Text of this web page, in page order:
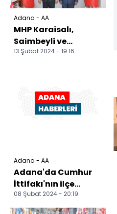
Adana - AA
MHP Karaisalı,
Saimbeyli ve
Yumurtalık ilçe
13 Şubat 2024 - 19:16
Adana - AA
Adana'da Cumhur
İttifakı'nın ilçe
belediye başkan
adayları tanıtıldı
08 Şubat 2024 - 20:19